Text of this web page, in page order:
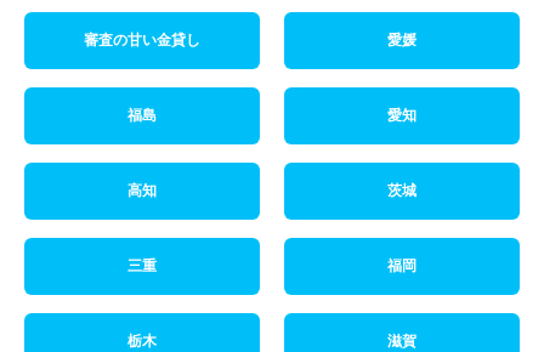
審査の甘い金貸し 愛媛
福島 愛知
高知 茨城
三重 福岡
栃木 滋賀